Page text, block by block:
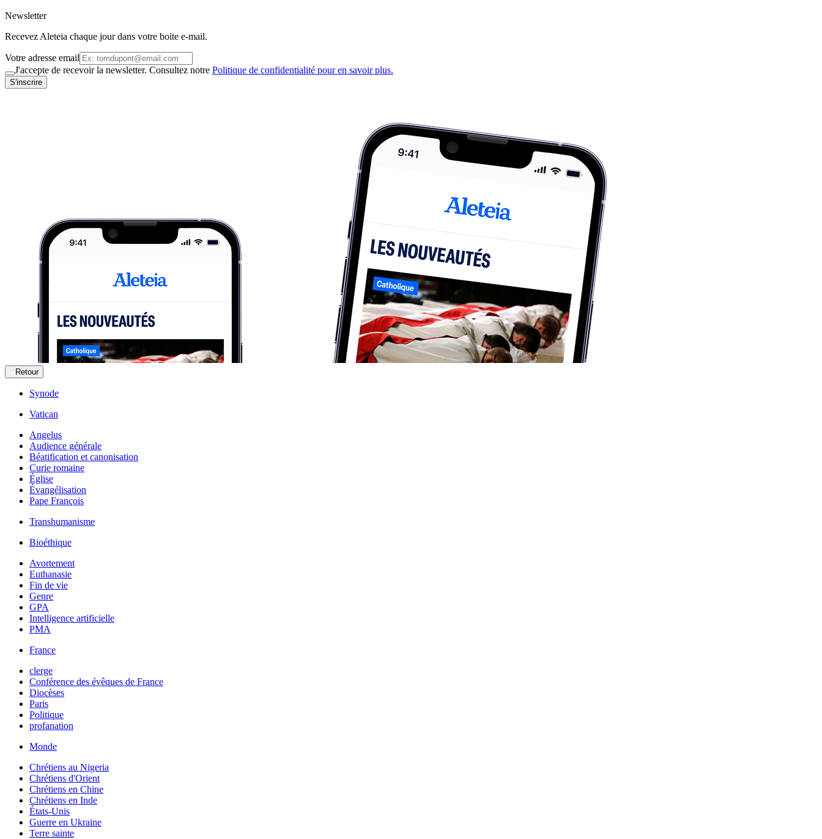
Newsletter
Recevez Aleteia chaque jour dans votre boite e-mail.
Votre adresse email
J'accepte de recevoir la newsletter. Consultez notre Politique de confidentialité pour en savoir plus.
S'inscrire
Retour
Synode
Vatican
Angelus
Audience générale
Béatification et canonisation
Curie romaine
Église
Évangélisation
Pape François
Transhumanisme
Bioéthique
Avortement
Euthanasie
Fin de vie
Genre
GPA
Intelligence artificielle
PMA
France
clerge
Conférence des évêques de France
Diocèses
Paris
Politique
profanation
Monde
Chrétiens au Nigeria
Chrétiens d'Orient
Chrétiens en Chine
Chrétiens en Inde
États-Unis
Guerre en Ukraine
Terre sainte